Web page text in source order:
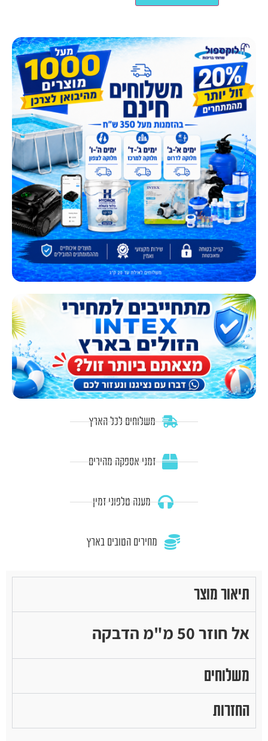
משלוחים לכל הארץ
זמני אספקה מהירים
מענה טלפוני זמין
מחירים הטובים בארץ
תיאור מוצר
אל חוזר 50 מ"מ הדבקה
משלוחים
החזרות